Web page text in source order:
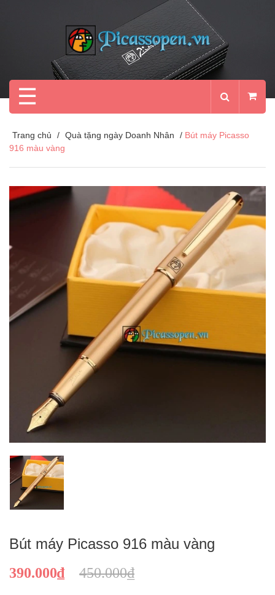
☰
Trang chủ / Quà tặng ngày Doanh Nhân / Bút máy Picasso
916 màu vàng
Bút máy Picasso 916 màu vàng
390.000₫ 450.000₫